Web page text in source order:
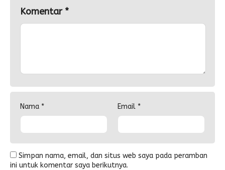
Komentar *
Nama * Email *
Simpan nama, email, dan situs web saya pada peramban
ini untuk komentar saya berikutnya.